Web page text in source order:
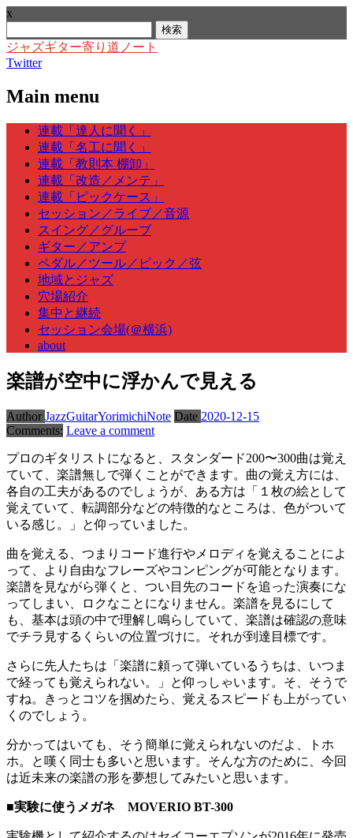
x
索:
ジャズギター寄り道ノート
Twitter
Main menu
Skip
content
連載「達人に聞く」
連載「名工に聞く」
連載「教則本 棚卸」
連載「改造／メンテ」
連載「ピックケース」
セッション／ライブ／音源
スイング／グルーブ
ギター／アンプ
ペダル／ツール／ピック／弦
地域とジャズ
穴場紹介
集中と継続
セッション会場(＠横浜)
about
楽譜が空中に浮かんで見える
Author JazzGuitarYorimichiNote Date 2020-12-15
Comments: Leave a comment
プロのギタリストになると、スタンダード200〜300曲は覚え
ていて、楽譜無しで弾くことができます。曲の覚え方には、
各自の工夫があるのでしょうが、ある方は「１枚の絵として
覚えていて、転調部分などの特徴的なところは、色がついて
いる感じ。」と仰っていました。
曲を覚える、つまりコード進行やメロディを覚えることによ
って、より自由なフレーズやコンピングが可能となります。
楽譜を見ながら弾くと、つい目先のコードを追った演奏にな
ってしまい、ロクなことになりません。楽譜を見るにして
も、基本は頭の中で理解し鳴らしていて、楽譜は確認の意味
でチラ見するくらいの位置づけに。それが到達目標です。
さらに先人たちは「楽譜に頼って弾いているうちは、いつま
で経っても覚えられない。」と仰っしゃいます。そ、そうで
すね。きっとコツを掴めたら、覚えるスピードも上がってい
くのでしょう。
分かってはいても、そう簡単に覚えられないのだよ、トホ
ホ。と嘆く同士も多いと思います。そんな方のために、今回
は近未来の楽譜の形を夢想してみたいと思います。
■実験に使うメガネ MOVERIO BT-300